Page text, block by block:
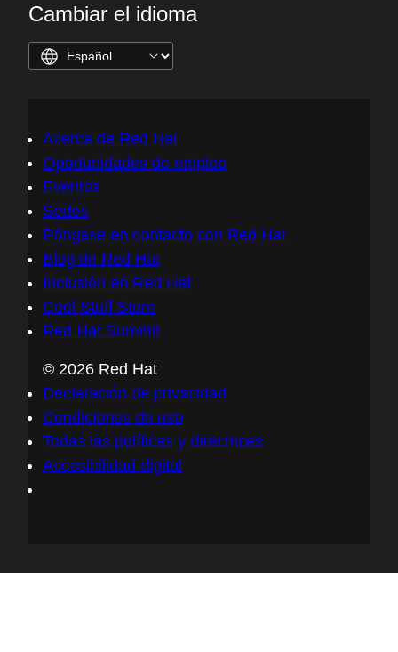
Cambiar el idioma
Acerca de Red Hat
Oportunidades de empleo
Eventos
Sedes
Póngase en contacto con Red Hat
Blog de Red Hat
Inclusión en Red Hat
Cool Stuff Store
Red Hat Summit
© 2026 Red Hat
Declaración de privacidad
Condiciones de uso
Todas las políticas y directrices
Accesibilidad digital